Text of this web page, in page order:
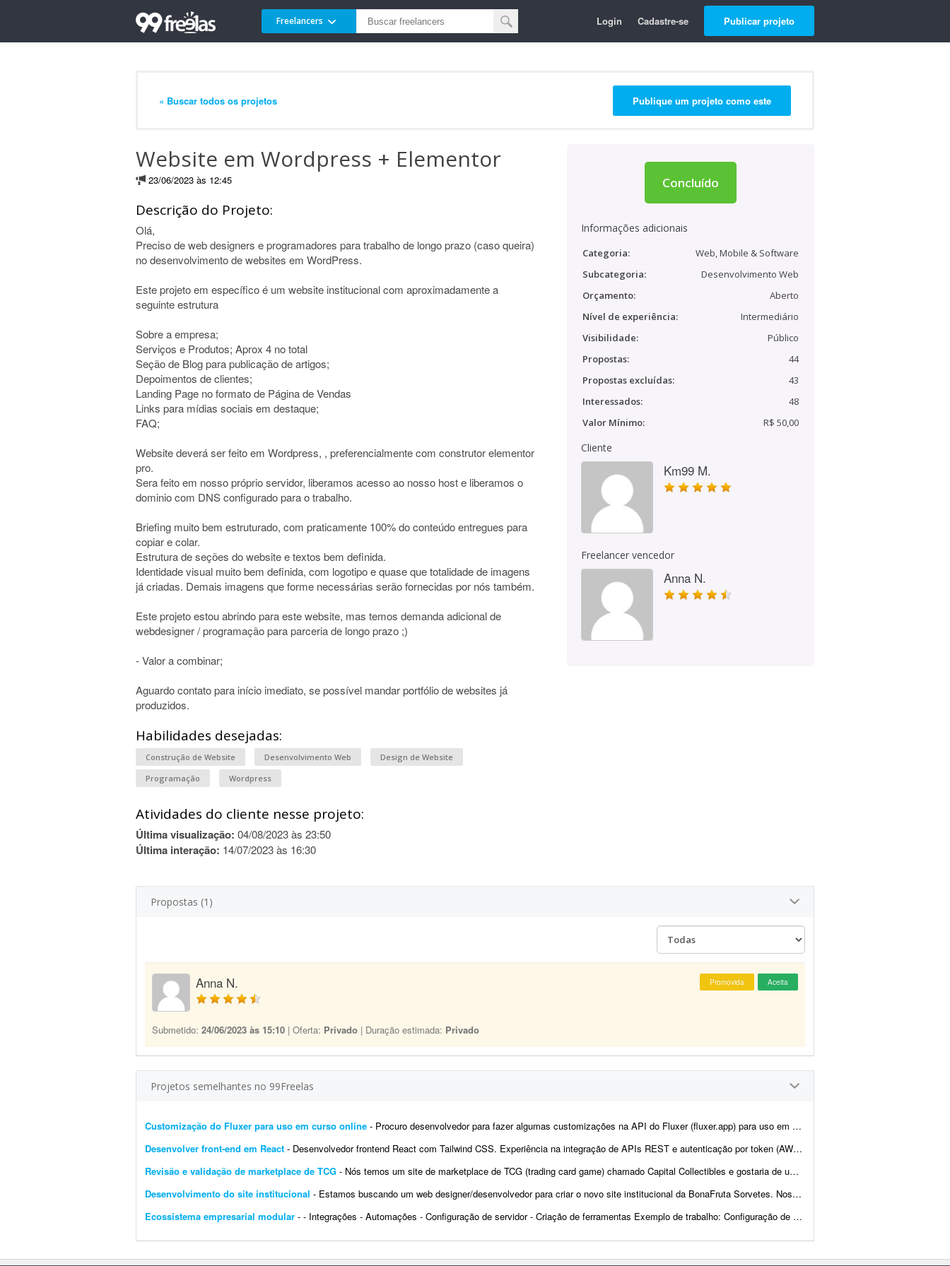
Freelancers Login Cadastre-se Publicar projeto
« Buscar todos os projetos Publique um projeto como este
Website em Wordpress + Elementor
23/06/2023 às 12:45
Descrição do Projeto:
Olá,
Preciso de web designers e programadores para trabalho de longo prazo (caso queira)
no desenvolvimento de websites em WordPress.
Este projeto em específico é um website institucional com aproximadamente a
seguinte estrutura
Sobre a empresa;
Serviços e Produtos; Aprox 4 no total
Seção de Blog para publicação de artigos;
Depoimentos de clientes;
Landing Page no formato de Página de Vendas
Links para mídias sociais em destaque;
FAQ;
Website deverá ser feito em Wordpress, , preferencialmente com construtor elementor
pro.
Sera feito em nosso próprio servidor, liberamos acesso ao nosso host e liberamos o
dominio com DNS configurado para o trabalho.
Briefing muito bem estruturado, com praticamente 100% do conteúdo entregues para
copiar e colar.
Estrutura de seções do website e textos bem definida.
Identidade visual muito bem definida, com logotipo e quase que totalidade de imagens
já criadas. Demais imagens que forme necessárias serão fornecidas por nós também.
Este projeto estou abrindo para este website, mas temos demanda adicional de
webdesigner / programação para parceria de longo prazo ;)
- Valor a combinar;
Aguardo contato para início imediato, se possível mandar portfólio de websites já
produzidos.
Habilidades desejadas:
Construção de Website Desenvolvimento Web
Design de Website
Programação
Wordpress
Atividades do cliente nesse projeto:
Última visualização: 04/08/2023 às 23:50
Última interação: 14/07/2023 às 16:30
Concluído
Informações adicionais
Categoria:
Web, Mobile & Software
Subcategoria:
Desenvolvimento Web
Orçamento:
Aberto
Nível de experiência:
Intermediário
Visibilidade:
Público
Propostas:
44
Propostas excluídas:
43
Interessados:
48
Valor Mínimo:
R$ 50,00
Cliente
Km99 M.
Freelancer vencedor
Anna N.
Propostas (1)
Anna N. Promovida Aceita
Submetido: 24/06/2023 às 15:10 | Oferta: Privado | Duração estimada: Privado
Projetos semelhantes no 99Freelas
Customização do Fluxer para uso em curso online - Procuro desenvolvedor para fazer algumas customizações na API do Fluxer (fluxer.app) para uso em um curso online. A ideia é manter praticamente toda a estrutura atual da plata...
Desenvolver front-end em React - Desenvolvedor frontend React com Tailwind CSS. Experiência na integração de APIs REST e autenticação por token (AWS Cognito é diferencial). O design j&aacut...
Revisão e validação de marketplace de TCG - Nós temos um site de marketplace de TCG (trading card game) chamado Capital Collectibles e gostaria de um programador front-end e back-end para nos ajudar a revisar a estrutura e validar a p...
Desenvolvimento do site institucional - Estamos buscando um web designer/desenvolvedor para criar o novo site institucional da BonaFruta Sorvetes. Nossa principal referência de experiência, qualidade visual, navegaç&a...
Ecossistema empresarial modular - - Integrações - Automações - Configuração de servidor - Criação de ferramentas Exemplo de trabalho: Configuração de VPS, scrap...